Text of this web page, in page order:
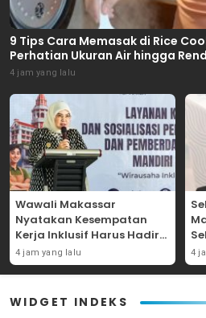
9 Tips Cara Memasak di Rice
Perhatian Ukuran Air hingga
4 jam yang lalu
Wawali Makassar
Nyatakan Kesempatan
Kerja Inklusif Harus Hadir
untuk Semua, Termasuk
Penyandang Disabilitas
4 jam yang lalu 4
WIDGET INDEKS